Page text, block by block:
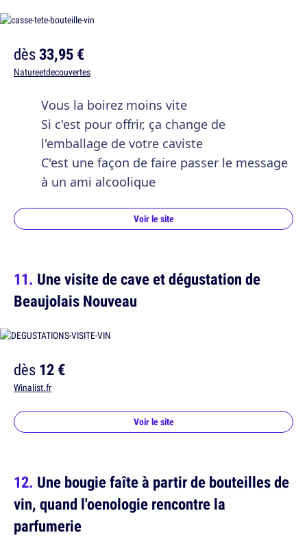
dès33,95 €
Natureetdecouvertes
Vous la boirez moins vite
Si c'est pour offrir, ça change de
l'emballage de votre caviste
C'est une façon de faire passer le message
à un ami alcoolique
Voir le site
Une visite de cave et dégustation de
Beaujolais Nouveau
dès12 €
Winalist.fr
Voir le site
Une bougie faîte à partir de bouteilles de
vin, quand l'oenologie rencontre la
parfumerie